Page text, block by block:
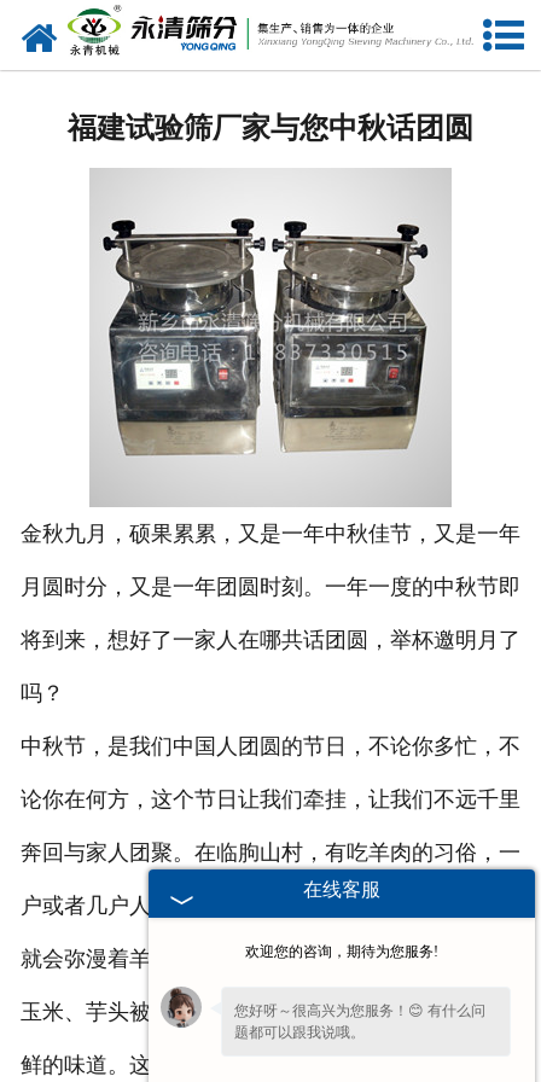
网站首页
资质荣誉
服务准则
视频中心
福建试验筛厂家与您中秋话团圆
金秋九月，硕果累累，又是一年中秋佳节，又是一年
月圆时分，又是一年团圆时刻。一年一度的中秋节即
将到来，想好了一家人在哪共话团圆，举杯邀明月了
吗？
中秋节，是我们中国人团圆的节日，不论你多忙，不
论你在何方，这个节日让我们牵挂，让我们不远千里
奔回与家人团聚。在临朐山村，有吃羊肉的习俗，一
户或者几户人家联合吃一只羊，那个时间村庄的上空
就会弥漫着羊肉的香味。地里的花生野生与田里的鲜
玉米、芋头被凑在一起放到大锅了煮了，自有一股新
鲜的味道。这就是普通人的中秋节。
在线客服
欢迎您的咨询，期待为您服务!
您好呀～很高兴为您服务！😊 有什么问
题都可以跟我说哦。